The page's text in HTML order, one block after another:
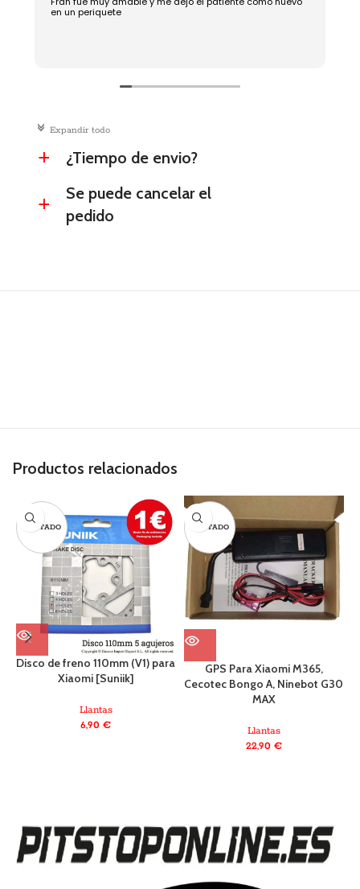
en un periquete
c Expandir todo
a ¿Tiempo de envio?
a
Se puede cancelar el
pedido
Productos relacionados
AGOTADO
Disco de freno 110mm (V1) para
Xiaomi [Suniik]
Llantas
6,90€
AGOTADO
GPS Para Xiaomi M365,
Cecotec Bongo A, Ninebot G30
MAX
Llantas
22,90 €